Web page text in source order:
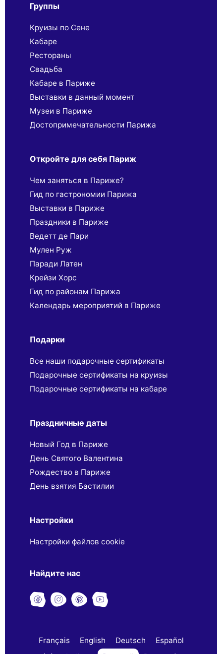
Группы
Круизы по Сене
Кабаре
Рестораны
Свадьба
Кабаре в Париже
Выставки в данный момент
Музеи в Париже
Достопримечательности Парижа
Откройте для себя Париж
Чем заняться в Париже?
Гид по гастрономии Парижа
Выставки в Париже
Праздники в Париже
Ведетт де Пари
Мулен Руж
Паради Латен
Крейзи Хорс
Гид по районам Парижа
Календарь мероприятий в Париже
Подарки
Все наши подарочные сертификаты
Подарочные сертификаты на круизы
Подарочные сертификаты на кабаре
Праздничные даты
Новый Год в Париже
День Святого Валентина
Рождество в Париже
День взятия Бастилии
Настройки
Настройки файлов cookie
Найдите нас
Français English Deutsch
Español